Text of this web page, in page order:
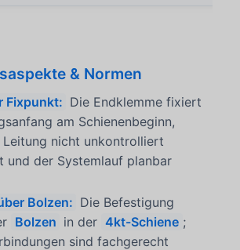
& Normen
Fixpunkt: Die Endklemme fixiert
am Schienenbeginn,
Leitung nicht unkontrolliert
und der Systemlauf planbar
Bolzen: Die Befestigung
Bolzen in der 4kt-Schiene ;
sind fachgerecht